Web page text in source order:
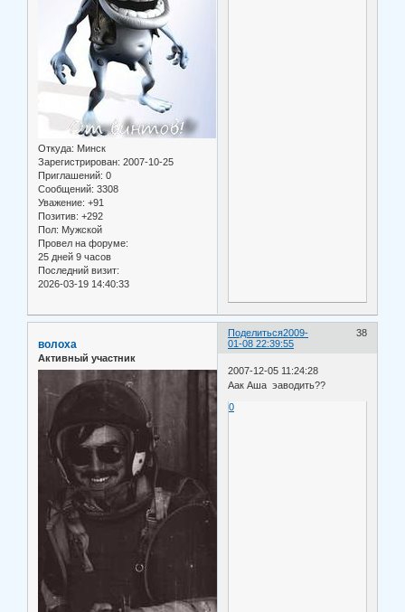
Откуда: Минск
Зарегистрирован: 2007-10-25
Приглашений: 0
Сообщений: 3308
Уважение: +91
Позитив: +292
Пол: Мужской
Провел на форуме:
25 дней 9 часов
Последний визит:
2026-03-19 14:40:33
Поделиться 38
2009-
01-08 22:39:55
волоха
Активный участник
2007-12-05 11:24:28
Аак Аша эаводить??
0